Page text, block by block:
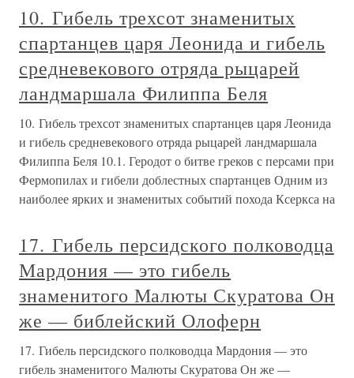
10. Гибель трехсот знаменитых
спартанцев царя Леонида и гибель
средневекового отряда рыцарей
ландмаршала Филиппа Беля
10. Гибель трехсот знаменитых спартанцев царя Леонида
и гибель средневекового отряда рыцарей ландмаршала
Филиппа Беля 10.1. Геродот о битве греков с персами при
Фермопилах и гибели доблестных спартанцев Одним из
наиболее ярких и знаменитых событий похода Ксеркса на
17. Гибель персидского полководца
Мардония — это гибель
знаменитого Малюты Скуратова Он
же — библейский Олоферн
17. Гибель персидского полководца Мардония — это
гибель знаменитого Малюты Скуратова Он же —